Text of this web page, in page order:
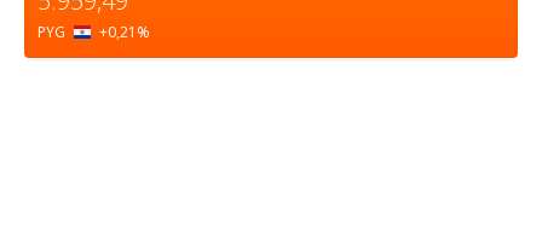
PYG +0,21 %